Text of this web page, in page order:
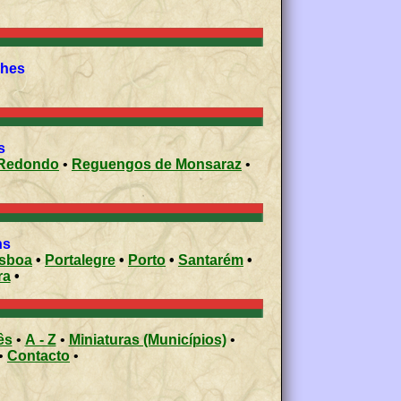
• Reguengos de Monsaraz •
• Portalegre • Porto • Santarém •
•
• A - Z• Miniaturas (Municípios)•
Contacto •